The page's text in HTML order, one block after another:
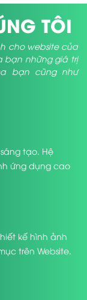
TÔI
cho website của
bạn những giá trị
bạn cũng như
tạo. Hệ
ứng dụng cao
kế hình ảnh
trên Website.